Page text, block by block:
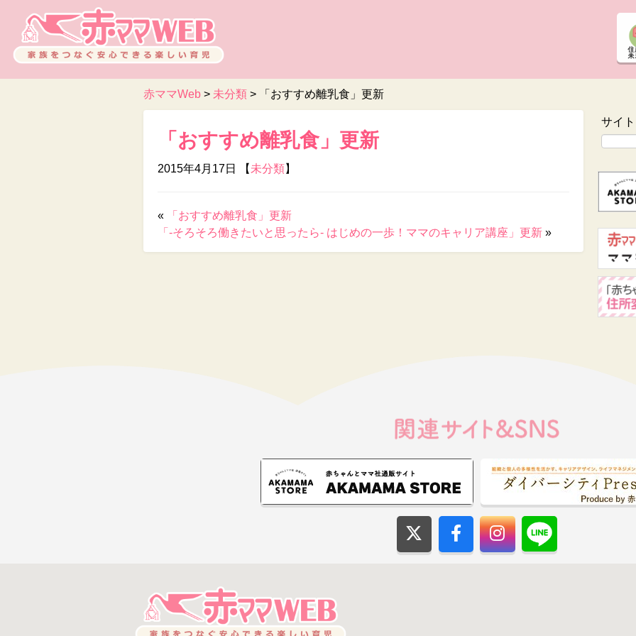
赤ママWeb > 未分類 > 「おすすめ離乳食」更新
「おすすめ離乳食」更新
2015年4月17日 【 未分類】
«
「おすすめ離乳食」更新
「-そろそろ働きたいと思ったら- はじめの一歩！ママのキャリア講座」更新 »
サイ